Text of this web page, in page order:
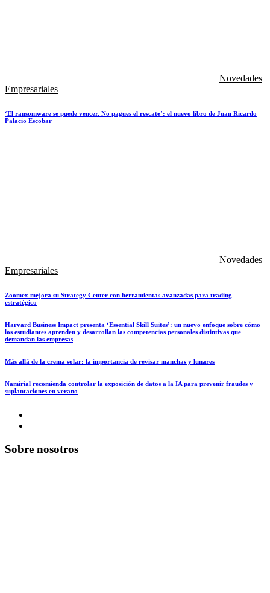
Novedades
Empresariales
‘El ransomware se puede vencer. No pagues el rescate’: el nuevo libro de Juan Ricardo
Palacio Escobar
Novedades
Empresariales
Zoomex mejora su Strategy Center con herramientas avanzadas para trading
estratégico
Harvard Business Impact presenta ‘Essential Skill Suites’: un nuevo enfoque sobre cómo
los estudiantes aprenden y desarrollan las competencias personales distintivas que
demandan las empresas
Más allá de la crema solar: la importancia de revisar manchas y lunares
Namirial recomienda controlar la exposición de datos a la IA para prevenir fraudes y
suplantaciones en verano
Sobre nosotros